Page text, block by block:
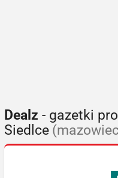
Dealz - gazetki
Siedlce